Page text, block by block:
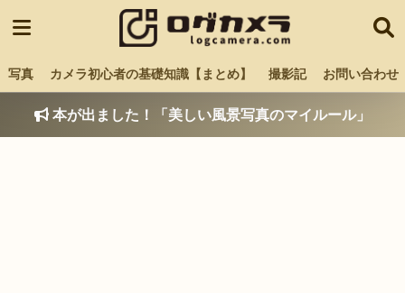
写真 カメラ初心者の基礎知識【まとめ】 撮影記 お問い合わせ
本が出ました！「美しい風景写真のマイルール」